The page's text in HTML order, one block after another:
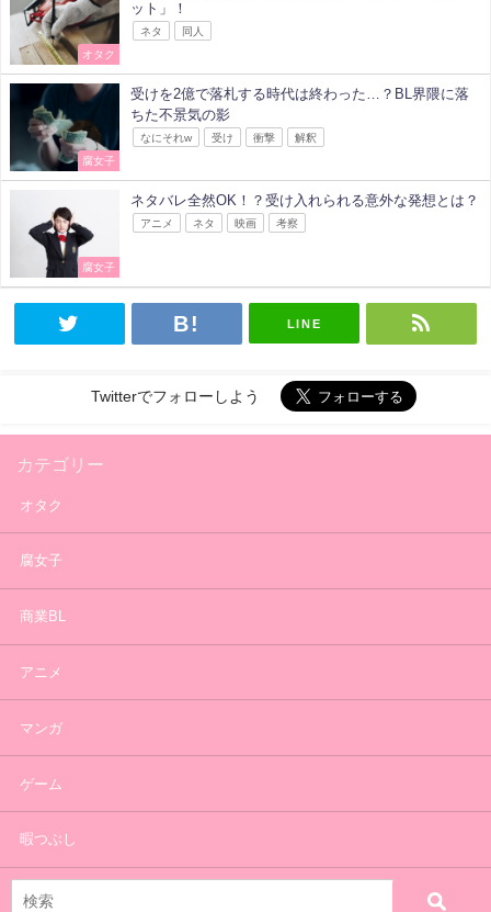
オタク
ット」！
ネタ 同人
腐女子
受けを2億で落札する時代は終わった…？BL界隈に落
ちた不景気の影
なにそれw 受け 衝撃 解釈
腐女子
ネタバレ全然OK！？受け入れられる意外な発想とは？
アニメ ネタ 映画 考察
LINE
Twitterでフォローしよう
カテゴリー
オタク
腐女子
商業BL
アニメ
マンガ
ゲーム
暇つぶし